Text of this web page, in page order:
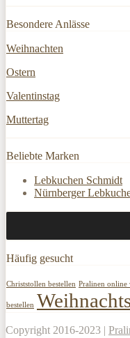
Besondere Anlässe
Weihnachten
Ostern
Valentinstag
Muttertag
Beliebte Marken
Lebkuchen Schmidt
Nürnberger
Häufig gesucht
Christstollen bestellen Pralinen online
bestellen
Copyright 2016-2023 |